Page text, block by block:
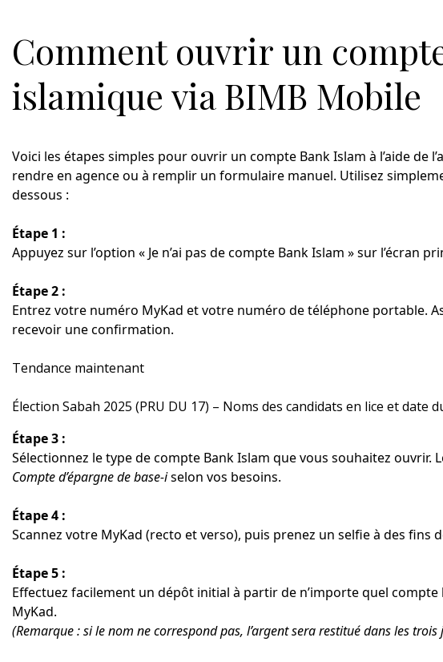
Comment ouvrir un
islamique via BIMB Mobile
Voici les étapes simples pour ouvrir un compte Bank Islam à l’aide de
rendre en agence ou à remplir un formulaire manuel. Utilisez
dessous :
Étape 1 :
Appuyez sur l’option « Je n’ai pas de compte Bank Islam » sur l’écran
Étape 2 :
Entrez votre numéro MyKad et votre numéro de téléphone portable.
recevoir une confirmation.
Tendance maintenant
Élection Sabah 2025 (PRU DU 17) – Noms des candidats en lice et date
Étape 3 :
Sélectionnez le type de compte Bank Islam que vous souhaitez ouvrir.
Compte d’épargne de base-iselon vos besoins.
Étape 4 :
Scannez votre MyKad (recto et verso), puis prenez un selfie à des fins
Étape 5 :
Effectuez facilement un dépôt initial à partir de n’importe quel
MyKad.
(Remarque : si le nom ne correspond pas, l’argent sera restitué dans les